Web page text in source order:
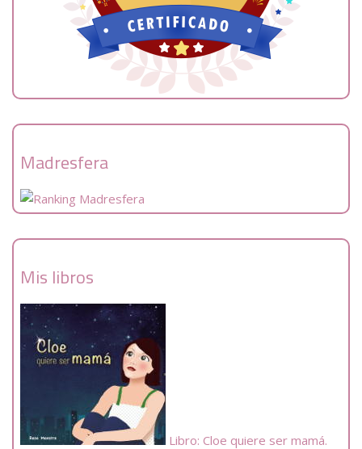
Madresfera
Mis libros
Libro: Cloe quiere ser mamá.